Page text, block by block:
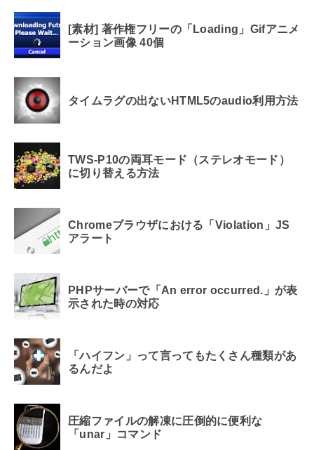
[素材] 著作権フリーの「Loading」Gifアニメ
ーション画像 40個
タイムラグの出ないHTML5のaudio利用方法
TWS-P10の両耳モード（ステレオモード）
に切り替える方法
Chromeブラウザにおける「Violation」JS
アラート
PHPサーバーで「An error occurred.」が表
示された時の対応
「ハイフン」って言ってもたくさん種類があ
るんだよ
圧縮ファイルの解凍に圧倒的に便利な
「unar」コマンド